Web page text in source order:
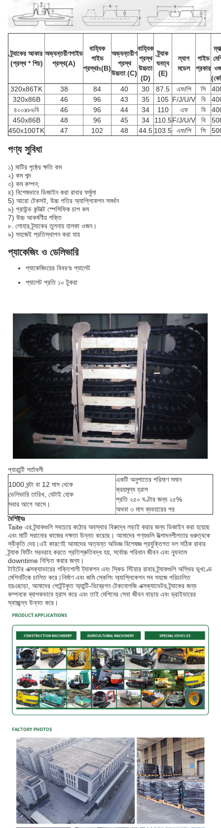
ট্র্যাকের আকার
(প্রস্থ * পিচ)
অভ্যন্তরীণগাইড
প্রস্থ(A)
বাহ্যিক
গাইড
প্রস্থh(B)
অভ্যন্তরীণ
প্রস্থ
উচ্চতা (C)
বাহ্যিক
প্রস্থ
উচ্চতা
(D)
ট্র্যাক
ঘনত্ব
(E)
ল্যাগ
মডেল
গাইড
প্রকার
320x86TK
38 84 40 30 87.5 এফ/পি সি
320x86B
46 96 43 35 105 F/J/U/V বি
৪০০x৮৬বি
46 96 44 34 110 এফ বি
450x86B
48 96 45 34 110.5F/J/U/V বি
450x100TK
47 102 48 44.5 103.5 এফ/পি সি
পণ্য সুবিধা
১) মাটির পৃষ্ঠের ক্ষতি কম
২) কম শব্দ
৩) কম কম্পন;
৪) বিশেষভাবে ডিজাইন করা রাবার ফর্মুলা
5) আরো টেকসই, উচ্চ গতির অ্যাপ্লিকেশন সমর্থন
৬) গ্রাউন্ড কন্টাক্ট স্পেসিফিক চাপ কম
7) উচ্চ আকর্ষণীয় শক্তি
৮. লোহার ট্র্যাকের তুলনায় হালকা ওজন।
৯) সহজেই প্রতিস্থাপন করা যায়
প্যাকেজিং ও ডেলিভারি
প্যাকেজিংয়ের বিবরণঃ প্যালেট
প্যালেট প্রতি ১০ টুকরা
গ্যারান্টি শর্তাবলী
1000 ঘন্টা বা 12 মাস থেকে
ডেলিভারি তারিখ, যেটাই হোক
সবার আগে আসে।
একটি অনুপাতের পরিমাণ সমান
ক্রয়মূল্য হ্রাস
প্রতি ২৫০ ঘণ্টার জন্য ২৫%
অথবা ৩ মাস ব্যবহারের পর
বৈশিষ্ট্যঃ
Taite এর ট্র্যাকগুলি সবচেয়ে কঠোর অবস্থার বিরুদ্ধে লড়াই করার জন্য ডিজাইন করা হয়েছে
এবং মাটি সরানোর কাজের দক্ষতা উন্নত করেছে। আমাদের পণ্যগুলি উত্পাদনশীলতার গুরুত্বকে
স্বীকৃতি দেয়।এই কারণেই আমাদের অত্যন্ত অভিজ্ঞ বিশেষজ্ঞ প্রযুক্তিগত দল সঠিক রাবার
ট্র্যাক ফিটিং সরবরাহ করতে প্রতিশ্রুতিবদ্ধ হয়, সর্বোচ্চ পরিধান জীবন এবং ন্যূনতম
downtime নিশ্চিত করার জন্য।
টাইটের এক্সক্যাভারের শক্তিশালী ট্যাকশন এবং স্কিড স্টিয়ার রাবার ট্র্যাকগুলি অস্থির ভূখণ্ডে
মেশিনটিকে চালিত করে।নির্মাণ এবং জমি স্কেপিং অ্যাপ্লিকেশন সব সহজে পরিচালিত
হয়এছাড়া, আমাদের পেটেন্টকৃত অ্যান্টি-ভিব্রেশন টেকনোলজি এক্সক্যাভেটর ট্র্যাকের জন্য
কম্পনকে ব্যাপকভাবে হ্রাস করে এবং তাই মেশিনের সেবা জীবন বাড়ায় এবং ড্রাইভারের
স্বাচ্ছন্দ্য উন্নত করে।